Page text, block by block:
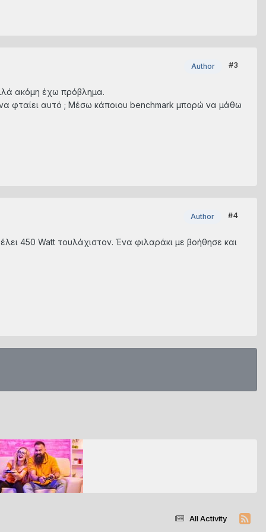
Author #3
ακόμη έχω πρόβλημα.
φταίει αυτό ; Μέσω κάποιου benchmark μπορώ να μάθω
Author #4
450 Watt τουλάχιστον. Ένα φιλαράκι με βοήθησε και
All Activity